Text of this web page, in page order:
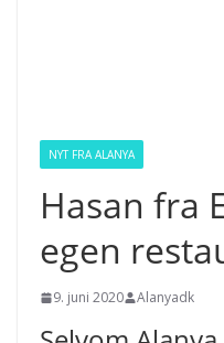
NYT FRA ALANYA
Hasan fra
egen
9. juni 2020 Alanyadk